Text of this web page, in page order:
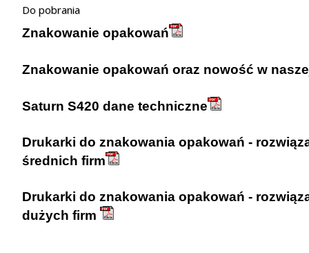
Do pobrania
Znakowanie opakowań
Znakowanie opakowań oraz nowość w
Saturn S420 dane techniczne
Drukarki do znakowania opakowań -
średnich firm
Drukarki do znakowania opakowań -
dużych firm